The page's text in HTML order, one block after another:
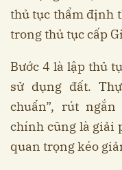
thủ tục thẩm định
trong thủ tục cấp
Bước 4 là lập thủ
sử dụng đất.
chuẩn”, rút
chính cũng là giải
quan trọng kéo